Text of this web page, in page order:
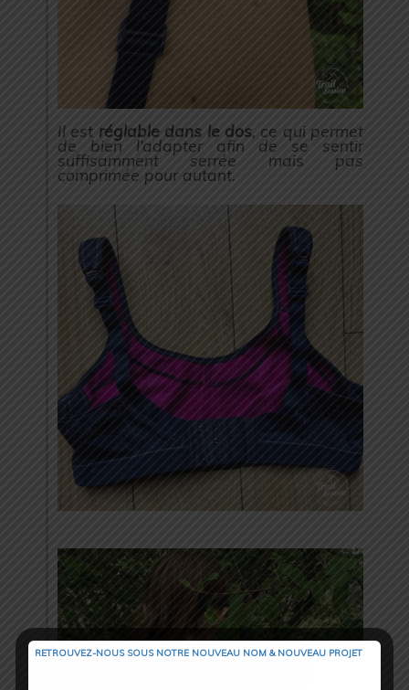
Il est réglable dans le dos, ce qui permet
de bien l’adapter afin de se sentir
suffisamment serrée mais pas
comprimée pour autant.
RETROUVEZ-NOUS SOUS NOTRE NOUVEAU NOM & NOUVEAU PROJET